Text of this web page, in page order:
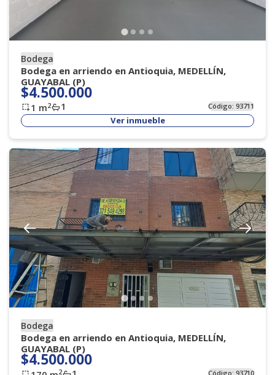
Bodega
Bodega en arriendo en Antioquia, MEDELLÍN,
GUAYABAL (P)
$4.500.000
1 m2 1 Código:93711
Ver inmueble
Bodega
Bodega en arriendo en Antioquia, MEDELLÍN,
GUAYABAL (P)
$4.500.000
2 Código:93710